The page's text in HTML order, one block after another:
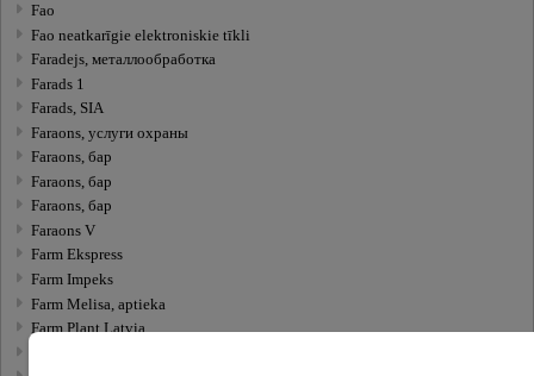
Fao
Fao neatkarīgie elektroniskie tīkli
Faradejs, металлообработка
Farads 1
Farads, SIA
Faraons, услуги охраны
Faraons, бар
Faraons, бар
Faraons, бар
Faraons V
Farm Ekspress
Farm Impeks
Farm Melisa, aptieka
Farm Plant Latvia